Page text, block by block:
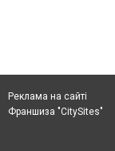
Реклама на сайті
Франшиза "CitySites"